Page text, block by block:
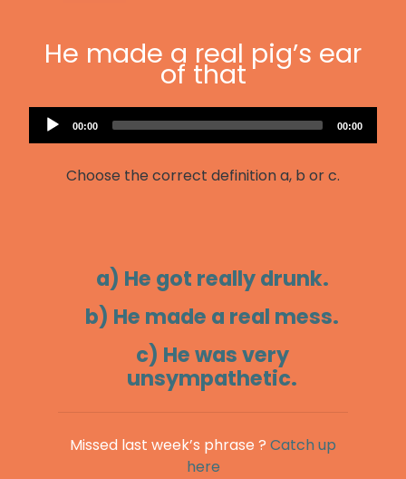
He made a real pig’s ear
of that
Audio
Player
Current
00:00
Total
00:00
Choose the correct definition a, b or c.
a) He got really drunk.
b) He made a real mess.
c) He was very
unsympathetic.
Missed last week’s phrase ? Catch up
here